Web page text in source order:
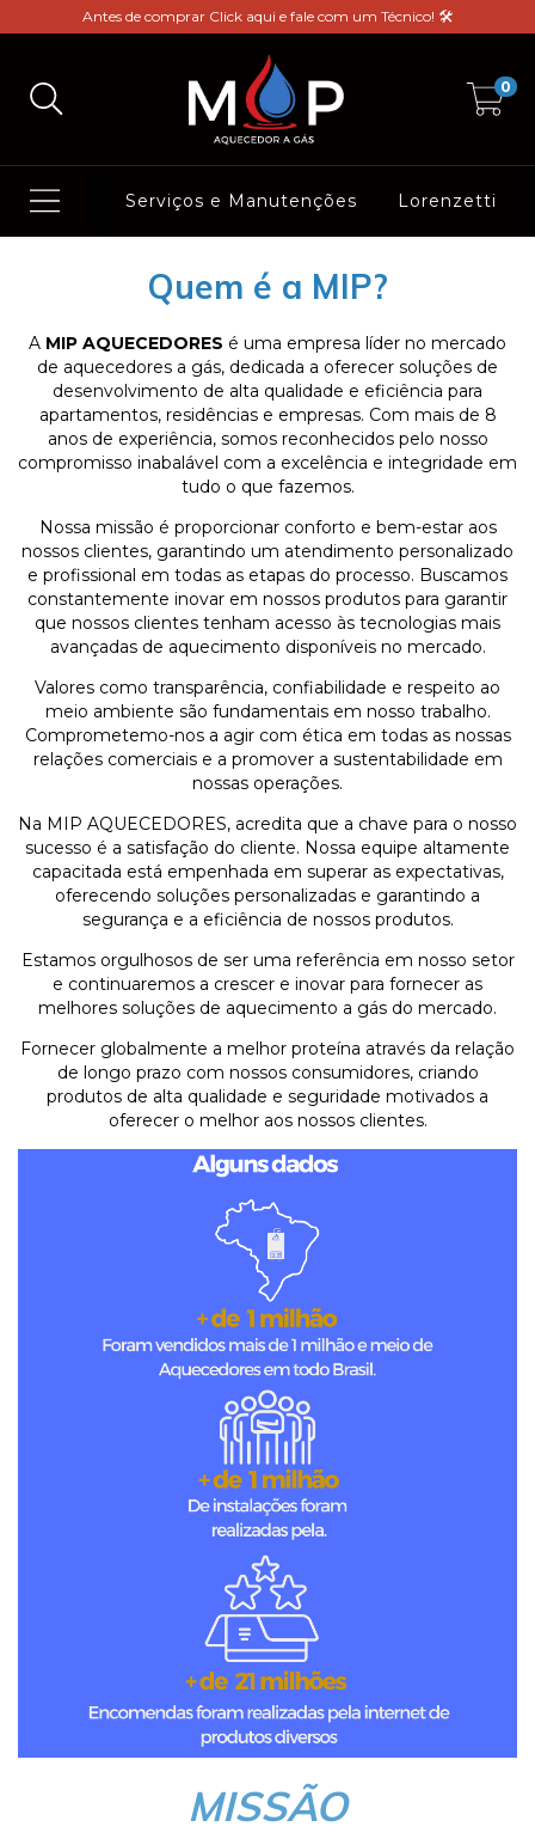
Antes de comprar Click aqui e fale com um Técnico! 🛠️
0
Serviços e Manutenções Lorenzetti
Quem é a MIP?
A MIP AQUECEDORES é uma empresa líder no mercado
de aquecedores a gás, dedicada a oferecer soluções de
desenvolvimento de alta qualidade e eficiência para
apartamentos, residências e empresas. Com mais de 8
anos de experiência, somos reconhecidos pelo nosso
compromisso inabalável com a excelência e integridade em
tudo o que fazemos.
Nossa missão é proporcionar conforto e bem-estar aos
nossos clientes, garantindo um atendimento personalizado
e profissional em todas as etapas do processo. Buscamos
constantemente inovar em nossos produtos para garantir
que nossos clientes tenham acesso às tecnologias mais
avançadas de aquecimento disponíveis no mercado.
Valores como transparência, confiabilidade e respeito ao
meio ambiente são fundamentais em nosso trabalho.
Comprometemo-nos a agir com ética em todas as nossas
relações comerciais e a promover a sustentabilidade em
nossas operações.
Na MIP AQUECEDORES, acredita que a chave para o nosso
sucesso é a satisfação do cliente. Nossa equipe altamente
capacitada está empenhada em superar as expectativas,
oferecendo soluções personalizadas e garantindo a
segurança e a eficiência de nossos produtos.
Estamos orgulhosos de ser uma referência em nosso setor
e continuaremos a crescer e inovar para fornecer as
melhores soluções de aquecimento a gás do mercado.
Fornecer globalmente a melhor proteína através da relação
de longo prazo com nossos consumidores, criando
produtos de alta qualidade e seguridade motivados a
oferecer o melhor aos nossos clientes.
MISSÃO